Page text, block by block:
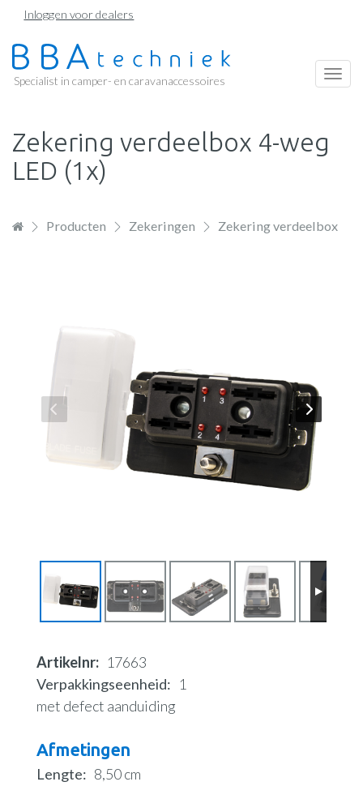
Overslaan
naar
de
Inloggen voor dealers
Specialist in camper- en caravanaccessoires
Zekering verdeelbox 4-weg
LED (1x)
Producten Zekeringen Zekering verdeelbox
Artikelnr
17663
Verpakkingseenheid
1
met defect aanduiding
Afmetingen
Lengte
8,50 cm